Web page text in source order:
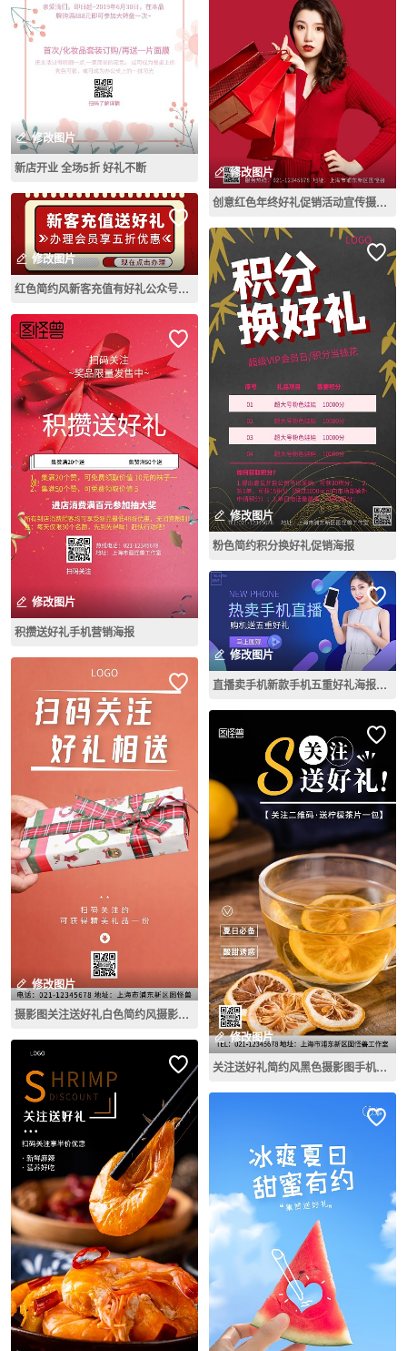
修改图片
新店开业 全场5折 好礼不断
修改图片
红色简约风新客充值有好礼公众号封面
修改图片
积攒送好礼手机营销海报
修改图片
摄影图关注送好礼白色简约风摄影图海报
修改图片
创意红色年终好礼促销活动宣传摄影图海报
修改图片
粉色简约积分换好礼促销海报
修改图片
直播卖手机新款手机五重好礼海报淘宝
修改图片
关注送好礼简约风黑色摄影图手机海报